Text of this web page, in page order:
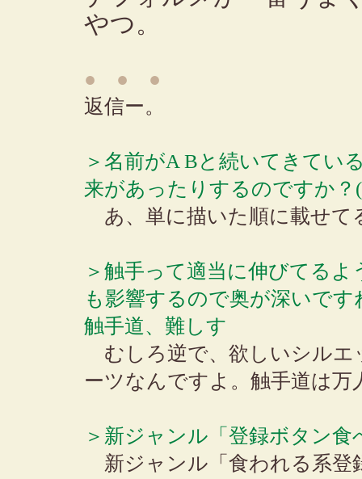
やつ。
● ● ●
返信ー。
＞名前がA Bと続いてきてい
来があったりするのですか？
あ、単に描いた順に載せて
＞触手って適当に伸びてる
も影響するので奥が深いです
触手道、難しす
むしろ逆で、欲しいシルエ
ーツなんですよ。触手道は万
＞新ジャンル「登録ボタン食
新ジャンル「食われる系